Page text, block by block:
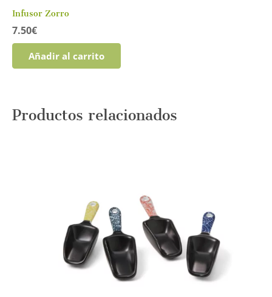
Infusor Zorro
7.50€
Añadir al carrito
Productos relacionados